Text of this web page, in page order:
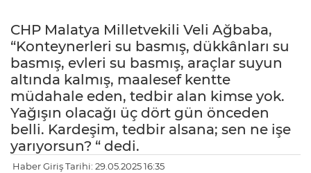
CHP Malatya Milletvekili Veli Ağbaba,
“Konteynerleri su basmış, dükkânları su
basmış, evleri su basmış, araçlar suyun
altında kalmış, maalesef kentte
müdahale eden, tedbir alan kimse yok.
Yağışın olacağı üç dört gün önceden
belli. Kardeşim, tedbir alsana; sen ne işe
yarıyorsun? “ dedi.
Haber Giriş Tarihi: 29.05.2025 16:35